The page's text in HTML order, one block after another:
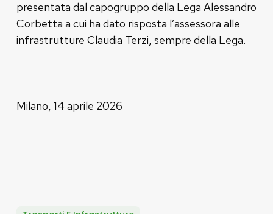
presentata dal capogruppo della Lega Alessandro
Corbetta a cui ha dato risposta l’assessora alle
infrastrutture Claudia Terzi, sempre della Lega.
Milano, 14 aprile 2026